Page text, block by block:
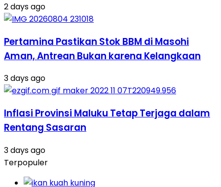
2 days ago
Pertamina Pastikan Stok BBM di Masohi
Aman, Antrean Bukan karena Kelangkaan
3 days ago
Inflasi Provinsi Maluku Tetap Terjaga dalam
Rentang Sasaran
3 days ago
Terpopuler